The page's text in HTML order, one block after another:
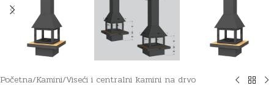
Početna/Kamini/Viseći i centralni kamini na drvo